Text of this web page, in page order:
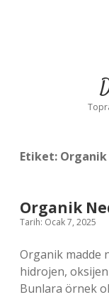
Etiket:
Organik
Tarih: Ocak 7, 2025
Organik madde
hidrojen,
Bunlara örnek